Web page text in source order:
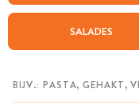
SALADES
WEEKMENU
CHAT MET MAIA
MIJN BEWAARDE RECEPTEN